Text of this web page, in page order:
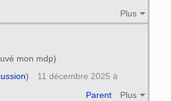
Plus
mon mdp)
Parent Plus
)
11 décembre 2025 à